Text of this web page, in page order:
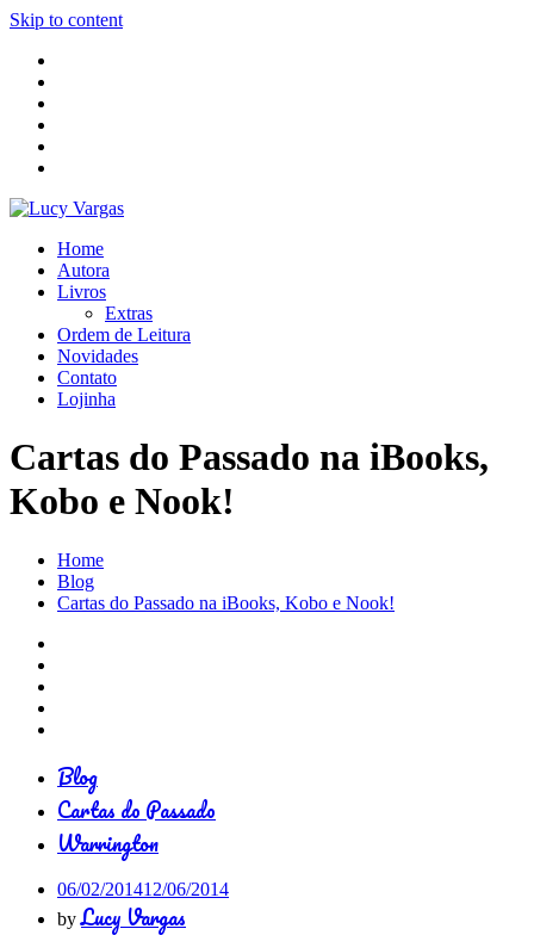
Skip to content
Home
Autora
Livros
Extras
Ordem de Leitura
Novidades
Contato
Lojinha
Cartas do Passado na iBooks,
Kobo e Nook!
Home
Blog
Cartas do Passado na iBooks, Kobo e Nook!
Blog
Cartas do Passado
Warrington
06/02/201412/06/2014
byLucy Vargas